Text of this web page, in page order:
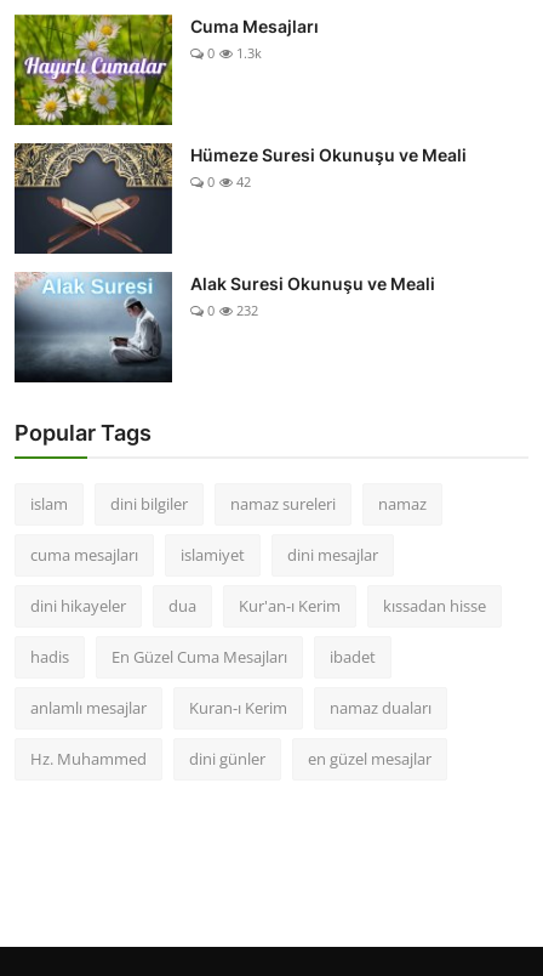
Cuma Mesajları
0 1.3k
Hümeze Suresi Okunuşu ve Meali
0 42
Alak Suresi Okunuşu ve Meali
0 232
Popular Tags
islam dini bilgiler namaz sureleri namaz
cuma mesajları islamiyet dini mesajlar
dini hikayeler dua Kur'an-ı Kerim kıssadan hisse
hadis En Güzel Cuma Mesajları ibadet
anlamlı mesajlar Kuran-ı Kerim namaz duaları
Hz. Muhammed dini günler en güzel mesajlar